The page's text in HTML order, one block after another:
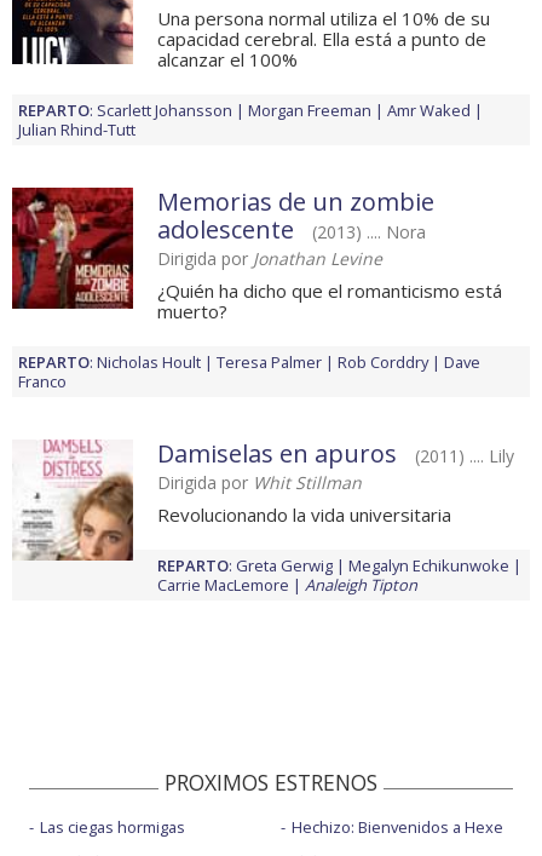
Una persona normal utiliza el 10% de su
capacidad cerebral. Ella está a punto de
alcanzar el 100%
REPARTO: Scarlett Johansson Morgan Freeman
Amr Waked
Julian Rhind-Tutt
Memorias de un zombie
adolescente
(2013) .... Nora
Dirigida por Jonathan Levine
¿Quién ha dicho que el romanticismo está
muerto?
REPARTO: Nicholas Hoult Teresa Palmer Rob Corddry
Dave
Franco
Damiselas en apuros
(2011) .... Lily
Dirigida por Whit Stillman
Revolucionando la vida universitaria
REPARTO: Greta Gerwig
Megalyn Echikunwoke
Carrie MacLemore
Analeigh Tipton
PROXIMOS ESTRENOS
Las ciegas hormigas
Hechizo: Bienvenidos a Hexe